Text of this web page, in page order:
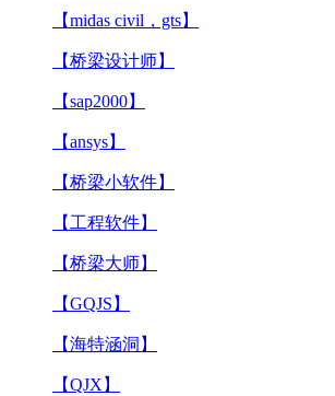
【midas civil，gts】
【桥梁设计师】
【sap2000】
【ansys】
【桥梁小软件】
【工程软件】
【桥梁大师】
【GQJS】
【海特涵洞】
【QJX】